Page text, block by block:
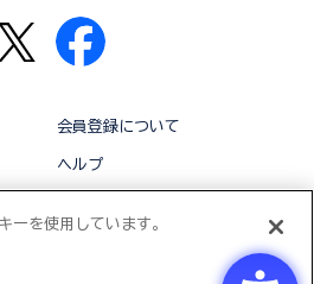
会員登録について
ヘルプ
ーを使用しています。